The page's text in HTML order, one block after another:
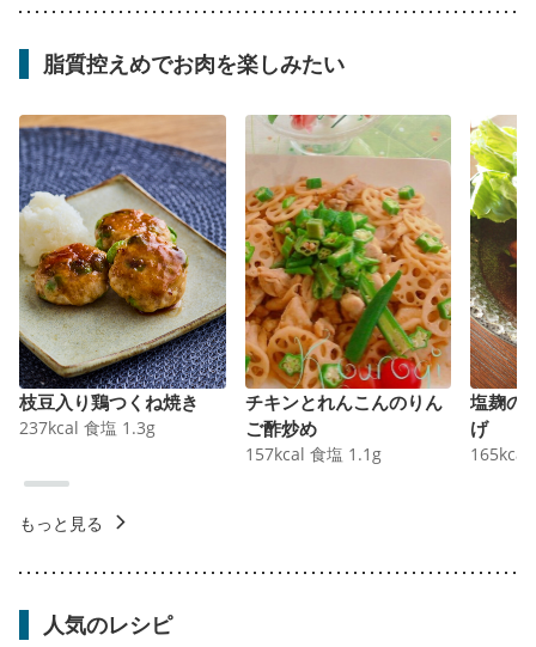
脂質控えめでお肉を楽しみたい
枝豆入り鶏つくね焼き
237kcal 食塩 1.3g
チキンとれんこんのりん
ご酢炒め
157kcal 食塩 1.1 g
塩麹の
げ
165kcal
もっと見る
人気のレシピ